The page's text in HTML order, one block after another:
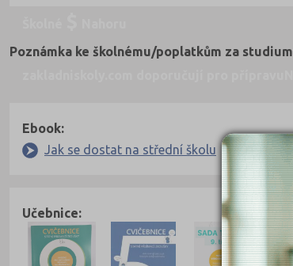
Poznámka ke školnému/poplatkům za studium
Ebook:
Jak se dostat na střední školu
Učebnice: